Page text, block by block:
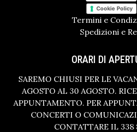
Cookie Policy
Termini e
Spedizioni e
ORARI DI
SAREMO CHIUSI PER LE
AGOSTO AL 30 AGOSTO.
APPUNTAMENTO. PER
CONCERTI O
CONTATTARE IL 338